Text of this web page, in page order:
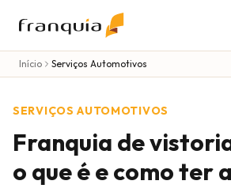
Início Serviços Automotivos
SERVIÇOS AUTOMOTIVOS
Franquia de
o que é e como ter